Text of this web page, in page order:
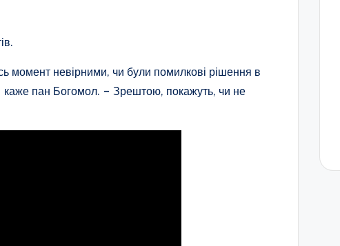
момент невірними, чи були помилкові рішення в
каже пан Богомол. – Зрештою, покажуть, чи не